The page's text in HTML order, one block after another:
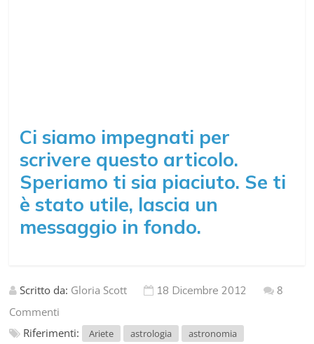
Ci siamo impegnati per
scrivere questo articolo.
Speriamo ti sia piaciuto. Se ti
è stato utile, lascia un
messaggio in fondo.
Scritto da: Gloria Scott 18 Dicembre 2012
8
Commenti
Riferimenti:
Ariete astrologia astronomia